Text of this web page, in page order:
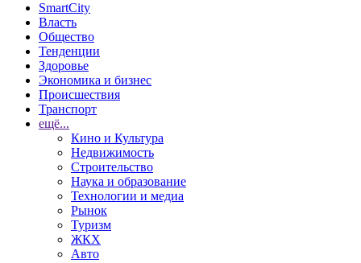
SmartCity
Власть
Общество
Тенденции
Здоровье
Экономика и бизнес
Происшествия
Транспорт
ещё...
Кино и Культура
Недвижимость
Строительство
Наука и образование
Технологии и медиа
Рынок
Туризм
ЖКХ
Авто